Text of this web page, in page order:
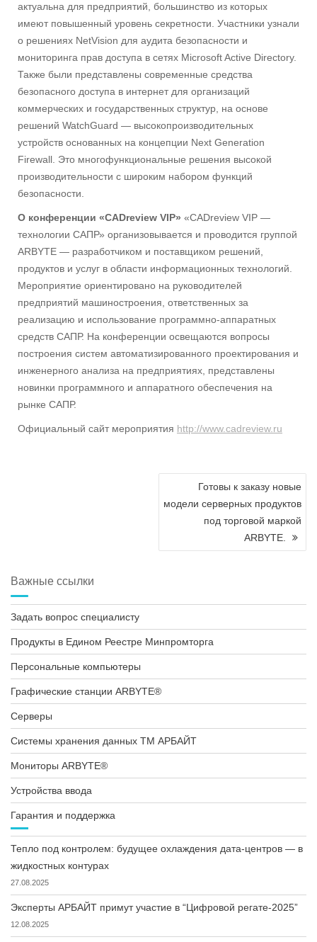
актуальна для предприятий, большинство из которых
имеют повышенный уровень секретности. Участники узнали
о решениях NetVision для аудита безопасности и
мониторинга прав доступа в сетях Microsoft Active Directory.
Также были представлены современные средства
безопасного доступа в интернет для организаций
коммерческих и государственных структур, на основе
решений WatchGuard — высокопроизводительных
устройств основанных на концепции Next Generation
Firewall. Это многофункциональные решения высокой
производительности с широким набором функций
безопасности.
О конференции «CADreview VIP» «CADreview VIP —
технологии САПР» организовывается и проводится группой
ARBYTE — разработчиком и поставщиком решений,
продуктов и услуг в области информационных технологий.
Мероприятие ориентировано на руководителей
предприятий машиностроения, ответственных за
реализацию и использование программно-аппаратных
средств САПР. На конференции освещаются вопросы
построения систем автоматизированного проектирования и
инженерного анализа на предприятиях, представлены
новинки программного и аппаратного обеспечения на
рынке САПР.
Официальный сайт мероприятия http://www.cadreview.ru
Готовы к заказу новые
модели серверных продуктов
под торговой маркой
ARBYTE.
Важные ссылки
Задать вопрос специалисту
Продукты в Едином Реестре Минпромторга
Персональные компьютеры
Графические станции ARBYTE®
Серверы
Системы хранения данных ТМ АРБАЙТ
Мониторы ARBYTE®
Устройства ввода
Гарантия и поддержка
Тепло под контролем: будущее охлаждения дата-центров — в
жидкостных контурах
27.08.2025
Эксперты АРБАЙТ примут участие в “Цифровой регате-2025”
12.08.2025